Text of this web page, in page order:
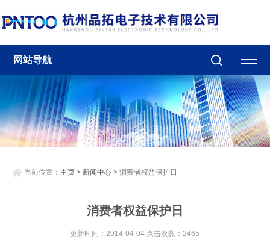
网站导航
当前位置： 主页 > 新闻中心 > 消费者权益保护日
消费者权益保护日
更新时间：2014-04-04 点击次数：2465